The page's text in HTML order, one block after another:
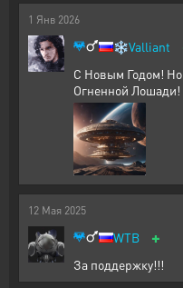
1 Янв 2026
❄️Valliant
С Новым Годом!
Огненной Лошади!
12 Мая 2025
WTB +
За поддержку!!!